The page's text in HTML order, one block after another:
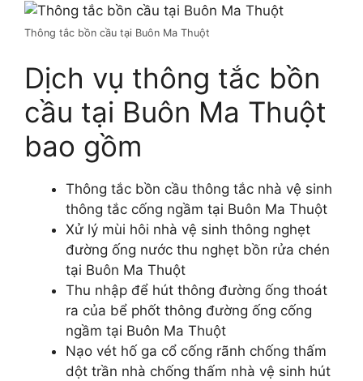
Thông tắc bồn cầu tại Buôn Ma Thuột
Dịch vụ thông tắc bồn
cầu tại Buôn Ma Thuột
bao gồm
Thông tắc bồn cầu thông tắc nhà vệ sinh
thông tắc cống ngầm tại Buôn Ma Thuột
Xử lý mùi hôi nhà vệ sinh thông nghẹt
đường ống nước thu nghẹt bồn rửa chén
tại Buôn Ma Thuột
Thu nhập để hút thông đường ống thoát
ra của bể phốt thông đường ống cống
ngầm tại Buôn Ma Thuột
Nạo vét hố ga cổ cống rãnh chống thấm
dột trần nhà chống thấm nhà vệ sinh hút